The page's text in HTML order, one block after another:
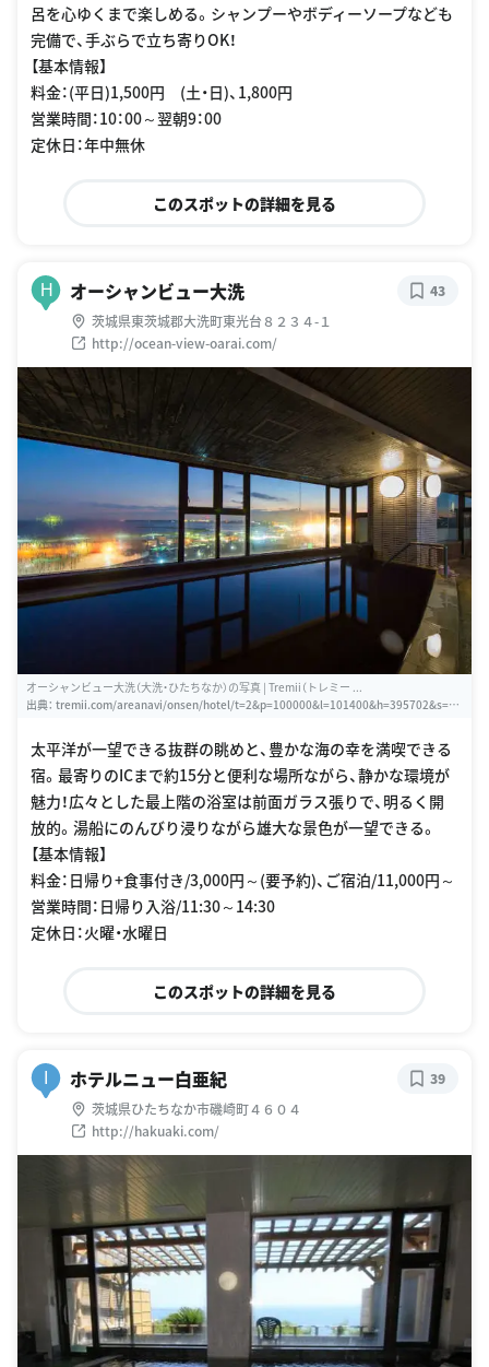
呂を心ゆくまで楽しめる。シャンプーやボディーソープなども
完備で、手ぶらで立ち寄りOK！
【基本情報】
料金：(平日)1,500円 (土・日)、1,800円
営業時間：10：00～翌朝9：00
定休日：年中無休
このスポットの詳細を見る
H オーシャンビュー大洗
茨城県東茨城郡大洗町東光台８２３４-１
http://ocean-view-oarai.com/
43
オーシャンビュー大洗（大洗・ひたちなか）の写真 | Tremii（トレミー ...
出典： tremii.com/areanavi/onsen/hotel/t=2&p=100000&l=101400&h=395702&s=2&
太平洋が一望できる抜群の眺めと、豊かな海の幸を満喫できる
宿。最寄りのICまで約15分と便利な場所ながら、静かな環境が
魅力！広々とした最上階の浴室は前面ガラス張りで、明るく開
放的。湯船にのんびり浸りながら雄大な景色が一望できる。
【基本情報】
料金：日帰り+食事付き/3,000円～(要予約)、ご宿泊/11,000円～
営業時間：日帰り入浴/11:30～14:30
定休日：火曜・水曜日
このスポットの詳細を見る
I ホテルニュー白亜紀
茨城県ひたちなか市磯崎町４６０４
http://hakuaki.com/
39